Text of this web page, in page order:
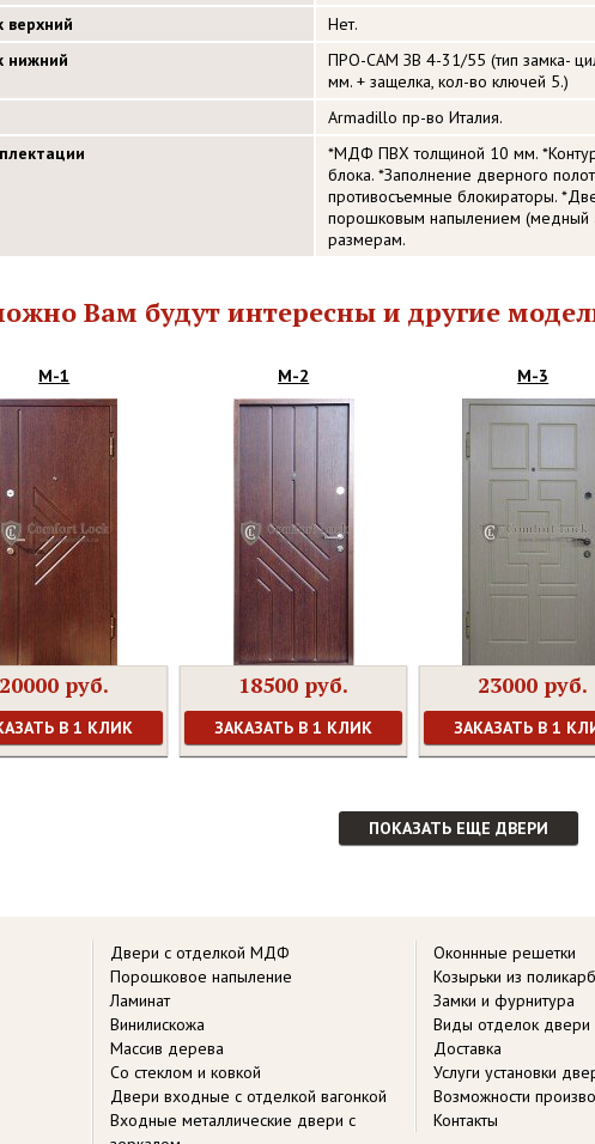
верхний
Нет.
нижний
ПРО-САМ ЗВ 4-31/55 (тип замка-
мм. + защелка, кол-во ключей 5.)
Armadillo пр-во Италия.
*МДФ ПВХ толщиной 10 мм.
блока. *Заполнение дверного
противосъемные блокираторы.
порошковым напылением (медный
размерам.
Вам будут интересны и другие
М-1
20000 руб.
В 1 КЛИК
М-2
18500 руб.
ЗАКАЗАТЬ В 1 КЛИК
М-3
23000 руб.
ЗАКАЗАТЬ В 1
ПОКАЗАТЬ ЕЩЕ ДВЕРИ
Двери с отделкой МДФ
Порошковое напыление
Ламинат
Винилискожа
Массив дерева
Со стеклом и ковкой
Двери входные с отделкой вагонкой
Входные металлические двери с
Оконнные решетки
Козырьки из
Замки и фурнитура
Виды отделок двери
Доставка
Услуги установки
Возможности
Контакты